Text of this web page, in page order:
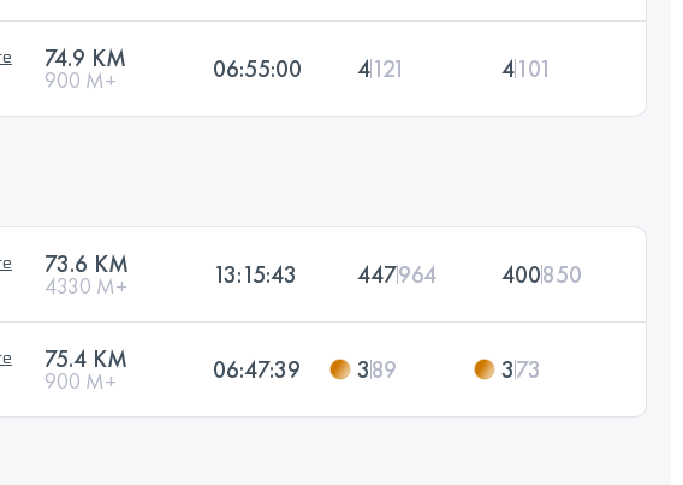
74.9 KM
900 M+ 06:55:00 4121 4101
73.6 KM
4330 M+ 13:15:43 447964 400850
75.4 KM
900 M+ 06:47:39 389 373